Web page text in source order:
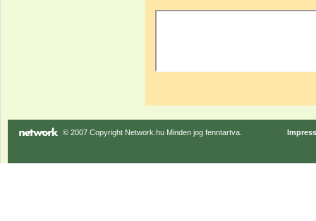
© 2007 Copyright Network.hu Minden jog fenntartva.